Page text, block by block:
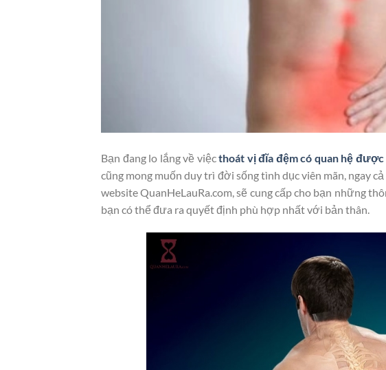
Bạn đang lo lắng về việcthoát vị đĩa đệm có quan hệ được
cũng mong muốn duy trì đời sống tình dục viên mãn, ngay
website QuanHeLauRa.com, sẽ cung cấp cho bạn những
bạn có thể đưa ra quyết định phù hợp nhất với bản thân.